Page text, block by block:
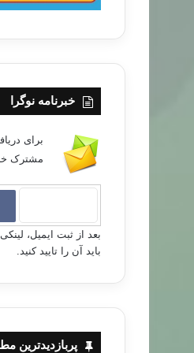
خبرنامه نوگرا
برای
مشترک
بعد از ثبت ایمیل،
باید آن را تایید کنید.
پربازدیدترین